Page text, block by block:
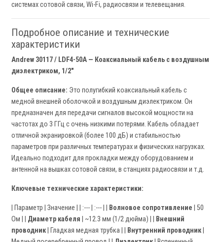
системах сотовой связи, Wi-Fi, радиосвязи и телевещания.
Подробное описание и технические
характеристики
Andrew 30117 / LDF4-50A — Коаксиальный кабель с воздушным
диэлектриком, 1/2"
Общее описание: Это полугибкий коаксиальный кабель с
медной внешней оболочкой и воздушным диэлектриком. Он
предназначен для передачи сигналов высокой мощности на
частотах до 3 ГГц с очень низкими потерями. Кабель обладает
отличной экранировкой (более 100 дБ) и стабильностью
параметров при различных температурах и физических нагрузках.
Идеально подходит для прокладки между оборудованием и
антенной на вышках сотовой связи, в станциях радиосвязи и т.д.
Ключевые технические характеристики:
| Параметр | Значение | | :--- | :--- | | Волновое сопротивление | 50
Ом | | Диаметр кабеля | ~12.3 мм (1/2 дюйма) | |
Внешний
проводник | Гладкая медная трубка | | Внутренний проводник